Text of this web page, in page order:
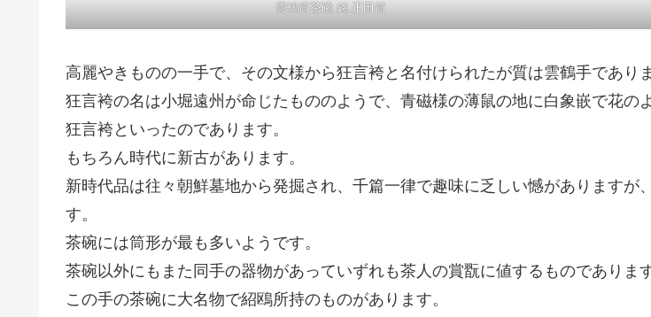
雲鶴筒茶碗 銘 疋田筒
高麗やきものの一手で、その文様から狂言袴と名付けられたが質は雲鶴手でありま
狂言袴の名は小堀遠州が命じたもののようで、青磁様の薄鼠の地に白象嵌で花
狂言袴といったのであります。
もちろん時代に新古があります。
新時代品は往々朝鮮墓地から発掘され、千篇一律で趣味に乏しい憾があります
す。
茶碗には筒形が最も多いようです。
茶碗以外にもまた同手の器物があっていずれも茶人の賞翫に値するものであります
この手の茶碗に大名物で紹鴎所持のものがあります。